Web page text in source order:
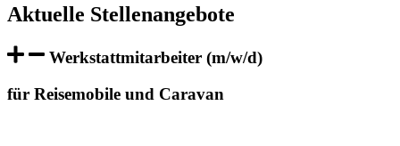
Aktuelle Stellenangebote
Werkstattmitarbeiter (m/w/d)
für Reisemobile und Caravan